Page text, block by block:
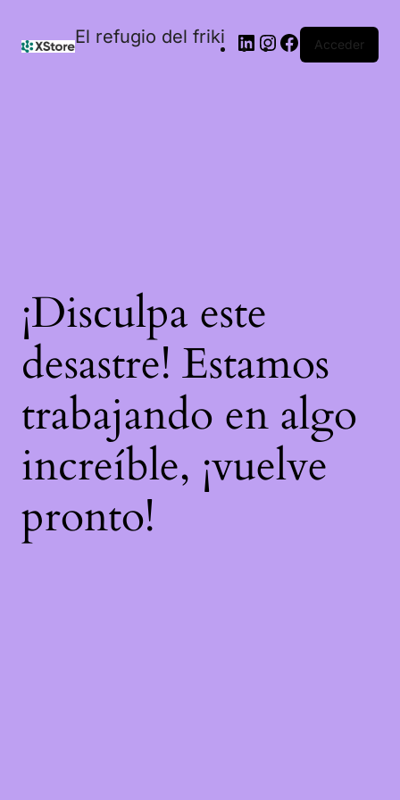
El refugio del friki Acceder
¡Disculpa este
desastre! Estamos
trabajando en algo
increíble, ¡vuelve
pronto!